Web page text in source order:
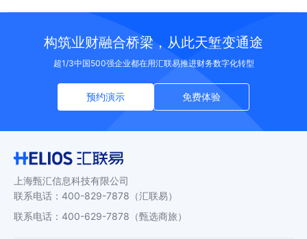
构筑业财融合桥梁，从此天堑变通途
超1/3中国500强企业都在用汇联易推进财务数字化转型
预约演示 免费体验
上海甄汇信息科技有限公司
联系电话 ： 400-829-7878 （汇联易）
联系电话 ： 400-629-7878 （甄选商旅）